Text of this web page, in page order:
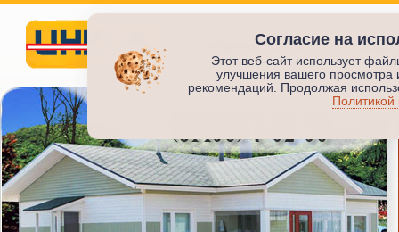
Инкод
СТРОИТЕЛЬСТВО ЖИЛЬЯ
ИНКОД
Согласие на
Этот веб-сайт использует
улучшения вашего просмотра
рекомендаций. Продолжая